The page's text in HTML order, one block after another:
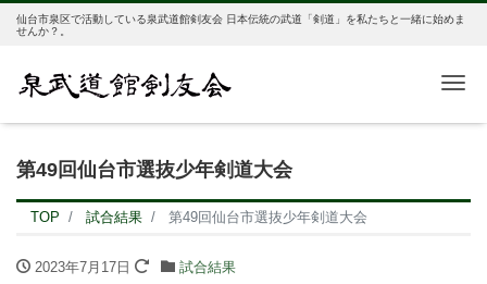
仙台市泉区で活動している泉武道館剣友会 日本伝統の武道「剣道」を私たちと一緒に始めま
せんか？。
第49回仙台市選抜少年剣道大会
TOP 試合結果 第49回仙台市選抜少年剣道大会
2023年7月17日 試合結果